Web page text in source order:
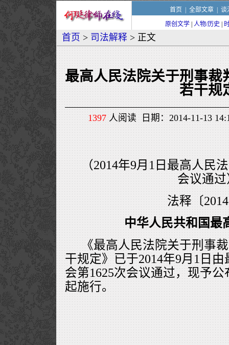
首页 全部文章| 谈
原创文学 人物/历史
首页 > 司法解释 > 正文
最高人民法院关于刑事裁
若干规
1397人阅读 日期：2014-11-13
（2014年9月1日最高人民
会议通过
法释〔
中华人民共和国最
《最高人民法院关于刑事
干规定》已于2014年9月1日
会第1625次会议通过，现予公
起施行。